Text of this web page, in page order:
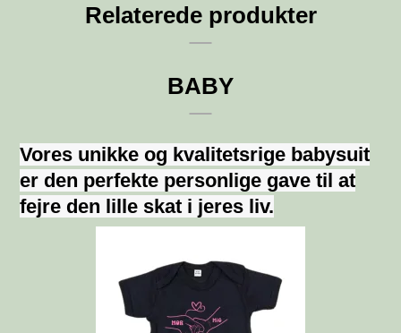
Relaterede produkter
BABY
Vores unikke og kvalitetsrige babysuit
er den perfekte personlige gave til at
fejre den lille skat i jeres liv.